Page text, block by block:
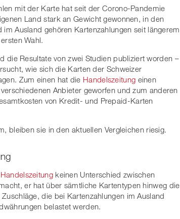
mit der Karte hat seit der Corono-Pandemie
Land stark an Gewicht gewonnen, in den
im Ausland gehören Kartenzahlungen seit längerem
Wahl.
die Resultate von zwei Studien publiziert worden –
wie sich die Karten der Schweizer
Zum einen hat die Handelszeitung einen
Anbieter geworfen und zum anderen
von Kredit- und Prepaid-Karten
bleiben sie in den aktuellen Vergleichen riesig.
Handelszeitungkeinen Unterschied zwischen
er hat über sämtliche Kartentypen hinweg die
die bei Kartenzahlungen im Ausland
belastet werden.